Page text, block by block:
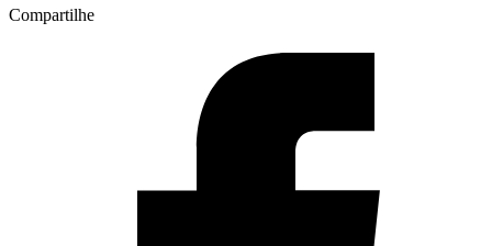
Compartilhe